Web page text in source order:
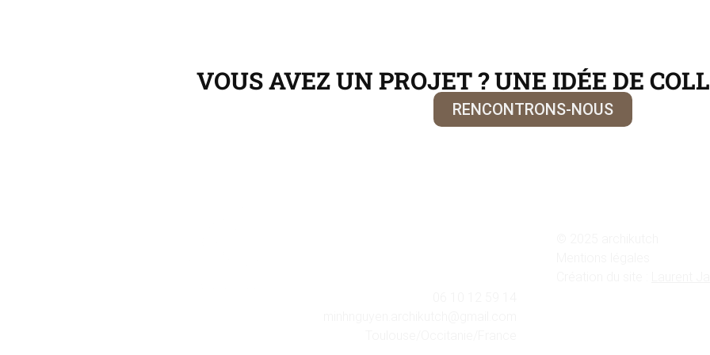
VOUS AVEZ UN PROJET ? UNE IDÉE DE
RENCONTRONS-NOUS